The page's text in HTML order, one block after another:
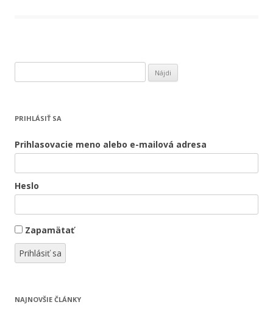
ľ
ť
:
PRIHLÁSIŤ SA
Prihlasovacie meno alebo e-mailová adresa
Heslo
Zapamätať
Prihlásiť sa
NAJNOVŠIE ČLÁNKY